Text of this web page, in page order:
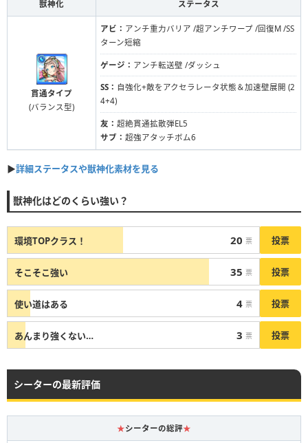
獣神化 ステータス
貫通タイプ
(バランス型)
アビ： アンチ重力バリア /超アンチワープ /回復M /SS
ターン短縮
ゲージ： アンチ転送壁 /ダッシュ
SS： 自強化+敵をアクセラレータ状態＆加速壁展開 (2
4+4)
友： 超絶貫通拡散弾EL5
サブ： 超強アタッチボム6
▶︎詳細ステータスや獣神化素材を見る
獣神化はどのくらい強い？
環境TOPクラス！ 20 票 投票
そこそこ強い 35 票 投票
使い道はある 4 票 投票
あんまり強くない… 3 票 投票
シーターの最新評価
★シーターの総評★